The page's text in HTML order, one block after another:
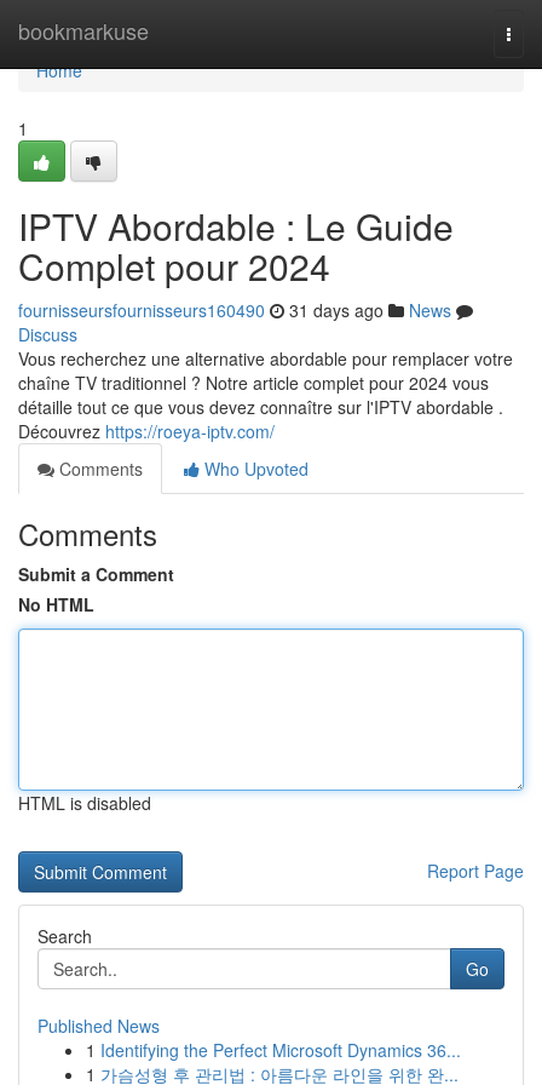
bookmarkuse
Home
Home
1
IPTV Abordable : Le Guide
Complet pour 2024
fournisseursfournisseurs160490 31 days ago
News
Discuss
Vous recherchez une alternative abordable pour remplacer votre
chaîne TV traditionnel ? Notre article complet pour 2024 vous
détaille tout ce que vous devez connaître sur l'IPTV abordable .
Découvrez https://roeya-iptv.com/
Comments
Who Upvoted
Comments
Submit a Comment
No HTML
HTML is disabled
Report Page
Search
Go
Published News
1 Identifying the Perfect Microsoft Dynamics 36...
1 가슴성형 후 관리법 : 아름다운 라인을 위한 완...